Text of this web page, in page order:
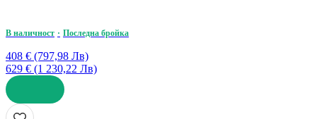
В наличност Последна бройка
408 € (797,98 Лв)
629 € (1 230,22 Лв)
ДОБАВИ